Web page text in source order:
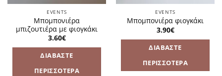
EVENTS
Μπομπονιέρα
μπιζουτιέρα με φιογκάκι
3.60€
ΔΙΑΒΆΣΤΕ
ΠΕΡΙΣΣΌΤΕΡΑ
EVENTS
Μπομπονιέρα φιογκάκι
3.90€
ΔΙΑΒΆΣΤΕ
ΠΕΡΙΣΣΌΤΕΡΑ